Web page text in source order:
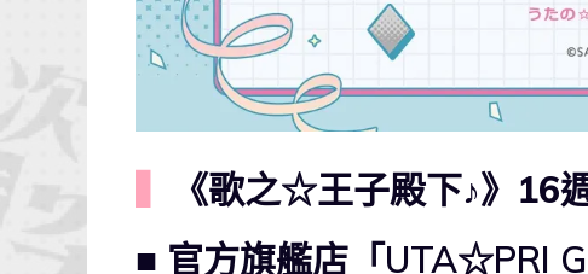
《歌之☆王子殿下♪》16
■ 官方旗艦店「UTA☆PRI